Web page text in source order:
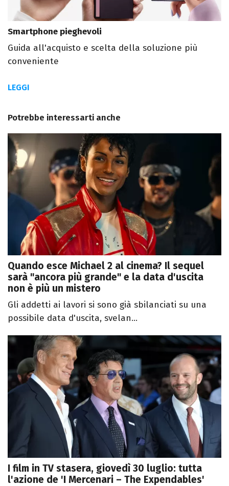
Smartphone pieghevoli
Guida all'acquisto e scelta della soluzione più
conveniente
LEGGI
Potrebbe interessarti anche
Quando esce Michael 2 al cinema? Il sequel
sarà "ancora più grande" e la data d'uscita
non è più un mistero
Gli addetti ai lavori si sono già sbilanciati su una
possibile data d'uscita, svelan...
I film in TV stasera, giovedì 30 luglio: tutta
l'azione de 'I Mercenari – The Expendables'